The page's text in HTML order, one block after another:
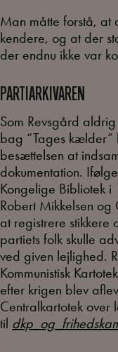
Man måtte forstå,
kendere, og at der
der endnu ikke var
PARTIARKIVAREN
Som Revsgård
bag “Tages
besættelsen at
dokumentation.
Kongelige Bibliotek i
Robert Mikkelsen og
at registrere
partiets folk skulle
ved given lejlighed.
Kommunistisk
efter krigen blev
Centralkartotek over
til